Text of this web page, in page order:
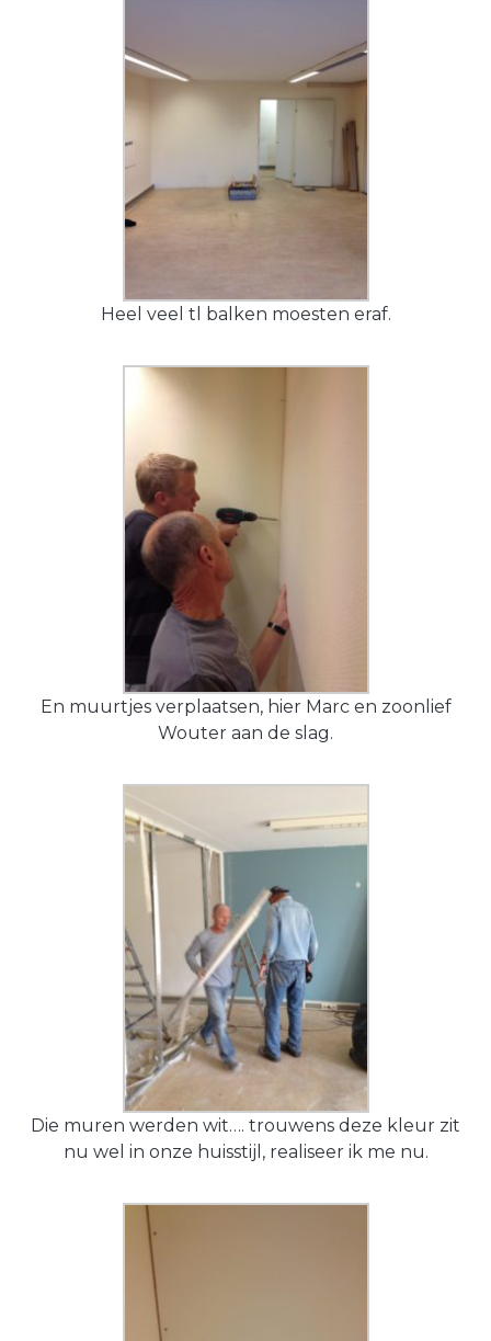
Heel veel tl balken moesten eraf.
En muurtjes verplaatsen, hier Marc en zoonlief
Wouter aan de slag.
Die muren werden wit…. trouwens deze kleur zit
nu wel in onze huisstijl, realiseer ik me nu.